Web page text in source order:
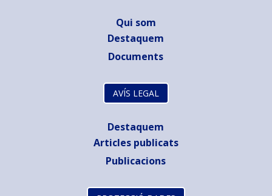
Qui som
Destaquem
Documents
AVÍS LEGAL
Destaquem
Articles publicats
Publicacions